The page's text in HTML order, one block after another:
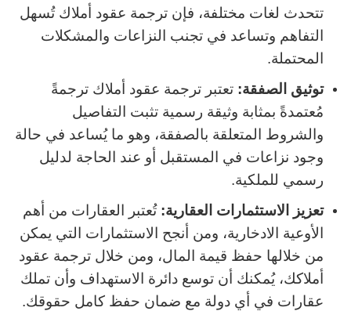
تتحدث لغات مختلفة، فإن ترجمة عقود أملاك تُسهل
التفاهم وتساعد في تجنب النزاعات والمشكلات
المحتملة.
توثيق الصفقة: تعتبر ترجمة عقود أملاك ترجمةً
مُعتمدةً بمثابة وثيقة رسمية تثبت التفاصيل
والشروط المتعلقة بالصفقة، وهو ما يُساعد في حالة
وجود نزاعات في المستقبل أو عند الحاجة لدليل
رسمي للملكية.
تعزيز الاستثمارات العقارية: تُعتبر العقارات من أهم
الأوعية الادخارية، ومن أنجح الاستثمارات التي يمكن
من خلالها حفظ قيمة المال، ومن خلال ترجمة عقود
أملاكك، يُمكنك أن توسع دائرة الاستهداف وأن تملك
عقارات في أي دولة مع ضمان حفظ كامل حقوقك.